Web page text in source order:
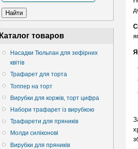
Каталог товаров
Насадки Тюльпан для зефірних
квітів
Трафарет для торта
Топпер на торт
Вирубки для коржів, торт цифра
Набори трафарет із вирубкою
Трафарети для пряників
Молди силіконові
Вирубки для пряників